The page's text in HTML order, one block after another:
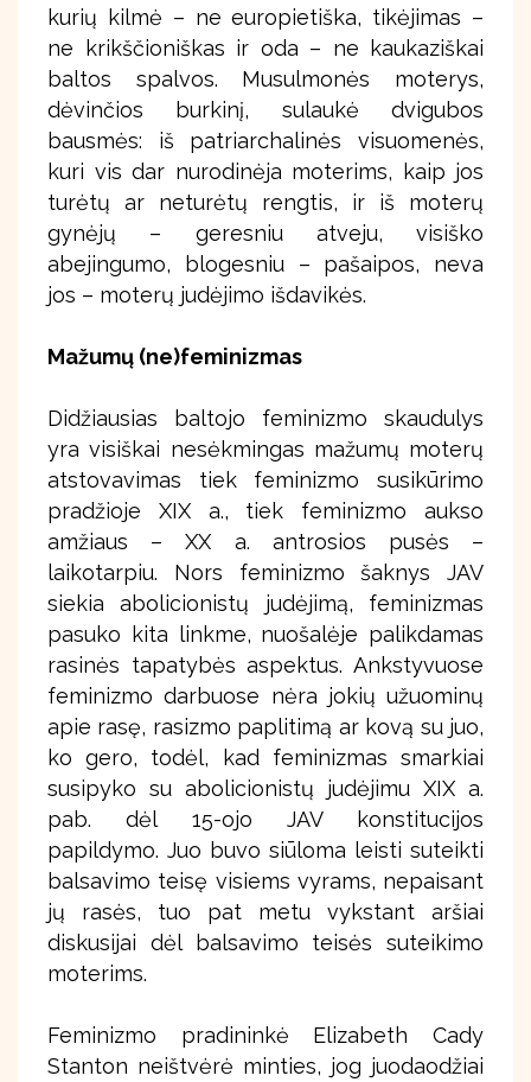
kurių kilmė – ne europietiška, tikėjimas –
ne krikščioniškas ir oda – ne kaukaziškai
baltos spalvos. Musulmonės moterys,
dėvinčios burkinį, sulaukė dvigubos
bausmės: iš patriarchalinės visuomenės,
kuri vis dar nurodinėja moterims, kaip jos
turėtų ar neturėtų rengtis, ir iš moterų
gynėjų – geresniu atveju, visiško
abejingumo, blogesniu – pašaipos, neva
jos – moterų judėjimo išdavikės.
Mažumų (ne)feminizmas
Didžiausias baltojo feminizmo skaudulys
yra visiškai nesėkmingas mažumų moterų
atstovavimas tiek feminizmo susikūrimo
pradžioje XIX a., tiek feminizmo aukso
amžiaus – XX a. antrosios pusės –
laikotarpiu. Nors feminizmo šaknys JAV
siekia abolicionistų judėjimą, feminizmas
pasuko kita linkme, nuošalėje palikdamas
rasinės tapatybės aspektus. Ankstyvuose
feminizmo darbuose nėra jokių užuominų
apie rasę, rasizmo paplitimą ar kovą su juo,
ko gero, todėl, kad feminizmas smarkiai
susipyko su abolicionistų judėjimu XIX a.
pab. dėl 15-ojo JAV konstitucijos
papildymo. Juo buvo siūloma leisti suteikti
balsavimo teisę visiems vyrams, nepaisant
jų rasės, tuo pat metu vykstant aršiai
diskusijai dėl balsavimo teisės suteikimo
moterims.
Feminizmo pradininkė Elizabeth Cady
Stanton neištvėrė minties, jog juodaodžiai